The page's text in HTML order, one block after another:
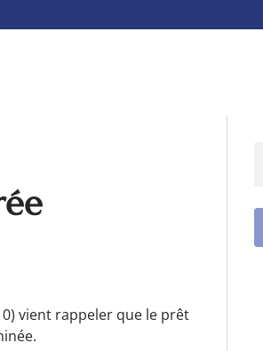
vient rappeler que le prêt